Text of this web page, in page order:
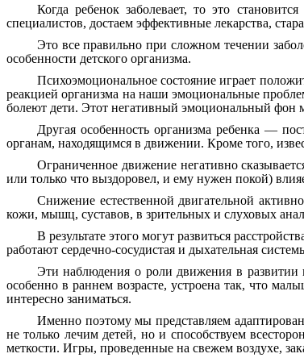
Когда ребенок заболевает, то это
специалистов, достаем эффективные лекарства,
Это все правильно при сложном течении
особенности детского организма.
Психоэмоциональное состояние играет
реакцией организма на наши эмоциональные
болеют дети. Этот негативный эмоциональный фон
Другая особенность организма ребенка —
органам, находящимся в движении. Кроме того,
Ограниченное движение негативно
или только что выздоровел, и ему нужен покой)
Снижение естественной двигательной
кожи, мышц, суставов, в зрительных и слуховых
В результате этого могут развиться
работают сердечно-сосудистая и дыхательная
Эти наблюдения о роли движения в развитии
особенно в раннем возрасте, устроена так, что
интересно заниматься.
Именно поэтому мы представляем
не только лечим детей, но и способствуем
меткости. Игры, проведенные на свежем воздухе,